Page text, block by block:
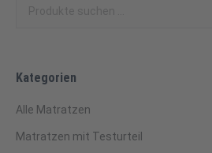
Kategorien
Alle Matratzen
Matratzen mit Testurteil